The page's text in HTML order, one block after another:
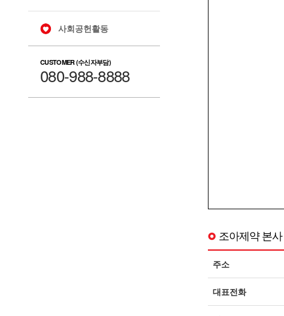
사회공헌활동
CUSTOMER (수신자부담)
080-988-8888
조아제약 본사
주소
대표전화